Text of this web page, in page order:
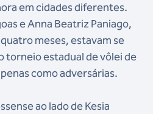
em cidades diferentes.
e Anna Beatriz Paniago,
meses, estavam se
torneio estadual de vôlei de
como adversárias.
ao lado de Kesia